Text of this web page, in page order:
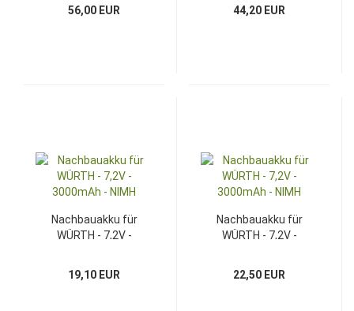
56,00 EUR
44,20 EUR
Nachbauakku für
WÜRTH - 7,2V -
19,10 EUR
Nachbauakku für
WÜRTH - 7,2V -
22,50 EUR